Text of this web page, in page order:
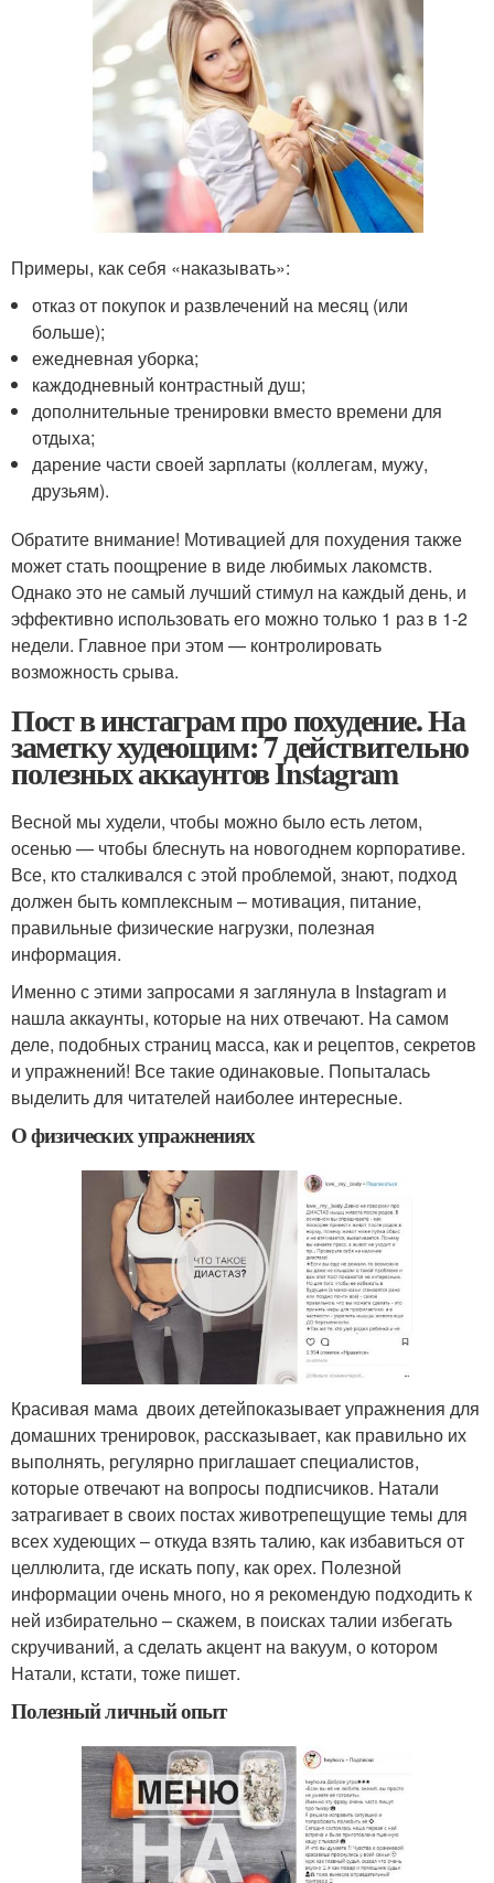
Примеры, как себя «наказывать»:
отказ от покупок и развлечений на месяц (или
больше);
ежедневная уборка;
каждодневный контрастный душ;
дополнительные тренировки вместо времени для
отдыха;
дарение части своей зарплаты (коллегам, мужу,
друзьям).
Обратите внимание! Мотивацией для похудения также
может стать поощрение в виде любимых лакомств.
Однако это не самый лучший стимул на каждый день, и
эффективно использовать его можно только 1 раз в 1-2
недели. Главное при этом — контролировать
возможность срыва.
Пост в инстаграм про похудение. На
заметку худеющим: 7 действительно
полезных аккаунтов Instagram
Весной мы худели, чтобы можно было есть летом,
осенью — чтобы блеснуть на новогоднем корпоративе.
Все, кто сталкивался с этой проблемой, знают, подход
должен быть комплексным – мотивация, питание,
правильные физические нагрузки, полезная
информация.
Именно с этими запросами я заглянула в Instagram и
нашла аккаунты, которые на них отвечают. На самом
деле, подобных страниц масса, как и рецептов, секретов
и упражнений! Все такие одинаковые. Попыталась
выделить для читателей наиболее интересные.
О физических упражнениях
Красивая мама двоих детейпоказывает упражнения для
домашних тренировок, рассказывает, как правильно их
выполнять, регулярно приглашает специалистов,
которые отвечают на вопросы подписчиков. Натали
затрагивает в своих постах животрепещущие темы для
всех худеющих – откуда взять талию, как избавиться от
целлюлита, где искать попу, как орех. Полезной
информации очень много, но я рекомендую подходить к
ней избирательно – скажем, в поисках талии избегать
скручиваний, а сделать акцент на вакуум, о котором
Натали, кстати, тоже пишет.
Полезный личный опыт